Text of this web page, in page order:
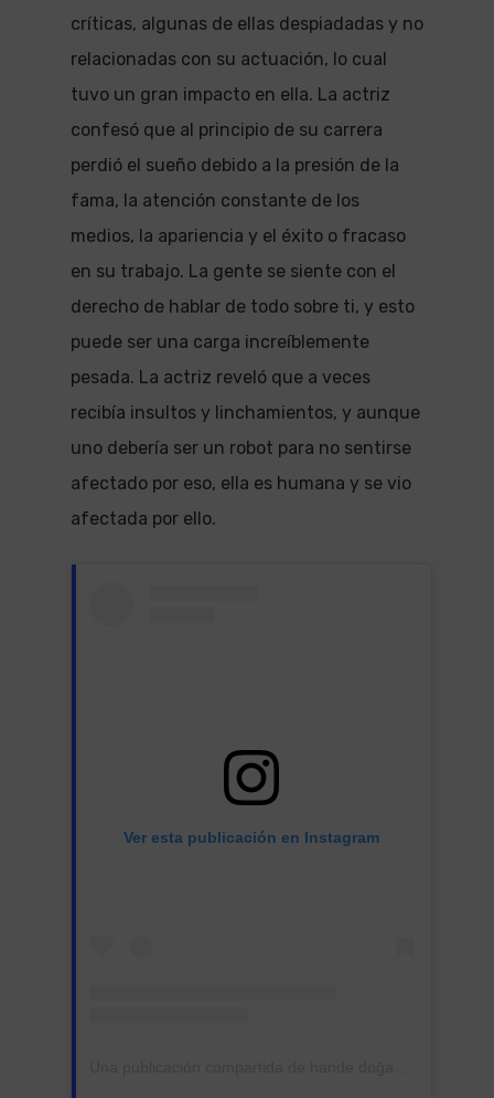
críticas, algunas de ellas despiadadas y no
relacionadas con su actuación, lo cual
tuvo un gran impacto en ella. La actriz
confesó que al principio de su carrera
perdió el sueño debido a la presión de la
fama, la atención constante de los
medios, la apariencia y el éxito o fracaso
en su trabajo. La gente se siente con el
derecho de hablar de todo sobre ti, y esto
puede ser una carga increíblemente
pesada. La actriz reveló que a veces
recibía insultos y linchamientos, y aunque
uno debería ser un robot para no sentirse
afectado por eso, ella es humana y se vio
afectada por ello.
Ver esta publicación en Instagram